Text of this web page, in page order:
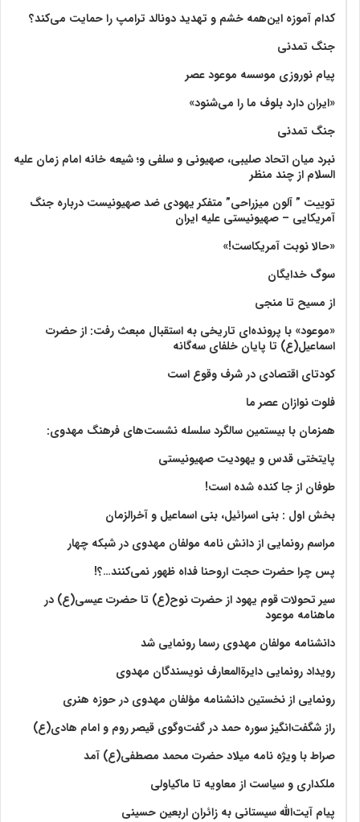
کدام آموزه این‌همه خشم و تهدید دونالد ترامپ را حمایت می‌کند؟
جنگ تمدنی
پیام نوروزی موسسه موعود عصر
«ایران دارد بلوف ما را می‌شنود»
جنگ تمدنی
نبرد میان اتحاد صلیبی، صهیونی و سلفی و؛ شیعه خانه امام زمان علیه
السلام از چند منظر
توییت ” آلون میزراحی” متفکر یهودی ضد صهیونیست درباره جنگ
آمریکایی – صهیونیستی علیه ایران
«حالا نوبت آمریکاست!»
سوگ خدایگان
از مسیح تا منجی
«موعود» با پرونده‌ای تاریخی به استقبال مبعث رفت: از حضرت
اسماعیل(ع) تا پایان خلفای سه‌گانه
کودتای اقتصادی در شرف وقوع است
فلوت نوازان عصر ما
همزمان با بیستمین سالگرد سلسله نشست‌های فرهنگ مهدوی:‌
پایتختی قدس و یهودیت صهیونیستی
طوفان از جا کنده شده است!
بخش اول : بنی اسرائیل، بنی اسماعیل و آخرالزمان
مراسم رونمایی از دانش نامه مولفان مهدوی در شبکه چهار
پس چرا حضرت حجت اروحنا فداه ظهور نمی‌کنند…؟!
سیر تحولات قوم یهود از حضرت نوح(ع) تا حضرت عیسی(ع) در
ماهنامه موعود
دانشنامه مولفان مهدوی رسما رونمایی شد
رویداد رونمایی دایرةالمعارف نویسندگان مهدوی
رونمایی از نخستین دانشنامه مؤلفان مهدوی در حوزه هنری
راز شگفت‌انگیز سوره حمد در گفت‌وگوی قیصر روم و امام هادی(ع)
صراط با ویژه نامه میلاد حضرت محمد مصطفی(ع) آمد
ملکداری و سیاست از معاویه تا ماکیاولی
پیام آیت‌الله سیستانی به زائران اربعین حسینی